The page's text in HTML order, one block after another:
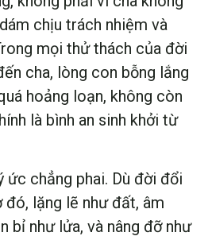
chịu trách nhiệm và
mọi thử thách của đời
cha, lòng con bỗng lắng
hoảng loạn, không còn
là bình an sinh khởi từ
ức chẳng phai. Dù đời đổi
đó, lặng lẽ như đất, âm
bỉ như lửa, và nâng đỡ như